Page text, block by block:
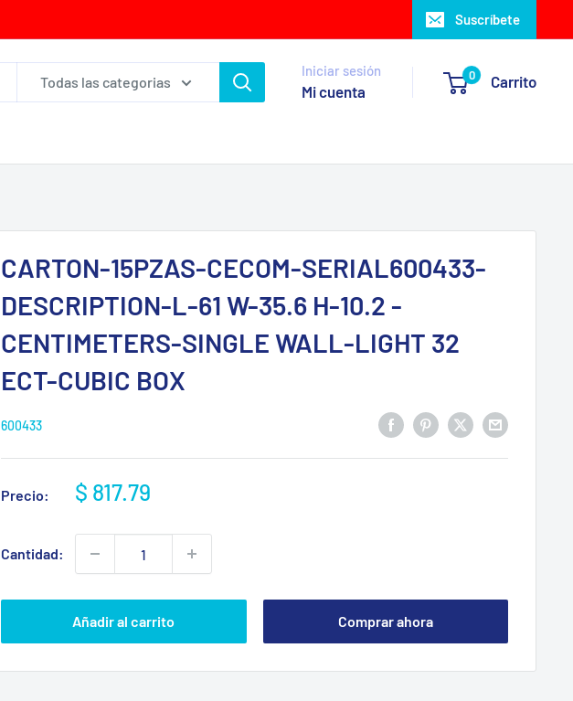
Suscríbete
Todas las categorias
Iniciar sesión
Mi cuenta
0 Carrito
CARTON-15PZAS-CECOM-SERIAL600433-
DESCRIPTION-L-61 W-35.6 H-10.2 -
CENTIMETERS-SINGLE WALL-LIGHT 32
ECT-CUBIC BOX
600433
Precio:
Precio
venta
$ 817.79
Cantidad:
Añadir al carrito Comprar ahora